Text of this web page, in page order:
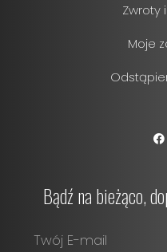
Zwroty
Moje
Bądź na bieżąco,